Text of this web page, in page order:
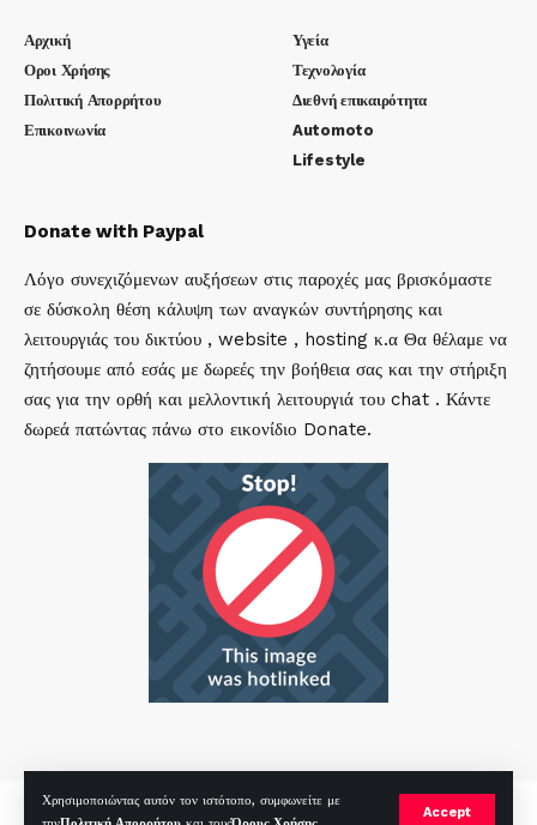
Χρησιμοποιώντας αυτόν τον ιστότοπο, συμφωνείτε με
Accept
Αρχική
Οροι Χρήσης
Πολιτική Απορρήτου
Επικοινωνία
Υγεία
Τεχνολογία
Διεθνή επικαιρότητα
Automoto
Lifestyle
Donate with Paypal
Λόγο συνεχιζόμενων αυξήσεων στις παροχές μας βρισκόμαστε
σε δύσκολη θέση κάλυψη των αναγκών συντήρησης και
λειτουργιάς του δικτύου , website , hosting κ.α Θα θέλαμε να
ζητήσουμε από εσάς με δωρεές την βοήθεια σας και την στήριξη
σας για την ορθή και μελλοντική λειτουργιά του chat . Κάντε
δωρεά πατώντας πάνω στο εικονίδιο Donate.
mirc.gr 2023 Copyright %year%, All Rights Reserved |bySp